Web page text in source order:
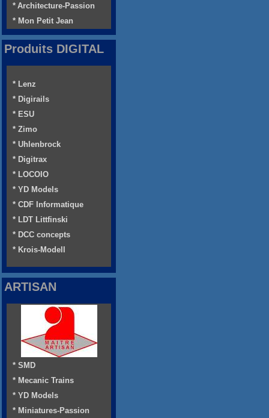
* Architecture-Passion
* Mon Petit Jean
Produits DIGITAL
* Lenz
* Digirails
* ESU
* Zimo
* Uhlenbrock
* Digitrax
* LOCOIO
* YD Models
* CDF Informatique
* LDT Littfinski
* DCC concepts
* Krois-Modell
ARTISAN
* SMD
* Mecanic Trains
* YD Models
* Miniatures-Passion